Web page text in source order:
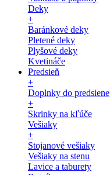
Deky
+
Baránkové deky
Pletené deky
Plyšové deky
Kvetináče
Predsieň
+
Doplnky do predsiene
+
Skrinky na kľúče
Vešiaky
+
Stojanové vešiaky
Vešiaky na stenu
Lavice a taburety